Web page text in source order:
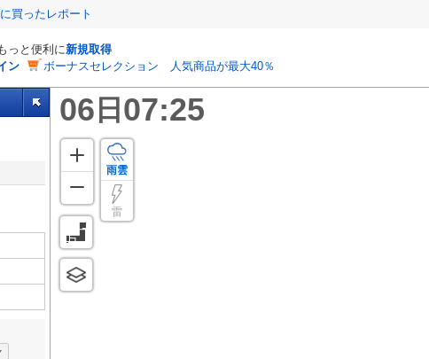
買ったレポート
っと便利に新規取得
ン
ボーナスセレクション 人気商品が最大40％
雨雲
雷
06 日 07:25